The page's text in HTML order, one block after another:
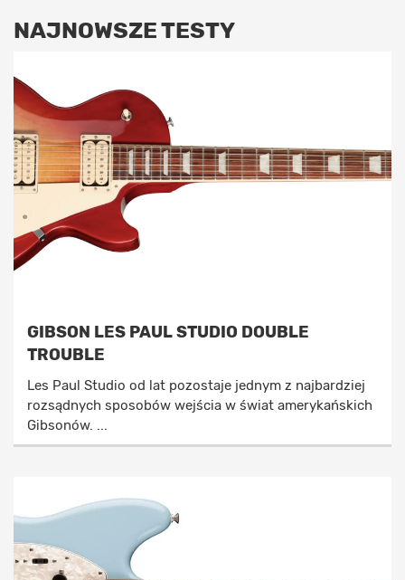
NAJNOWSZE TESTY
GIBSON LES PAUL STUDIO DOUBLE
TROUBLE
Les Paul Studio od lat pozostaje jednym z najbardziej
rozsądnych sposobów wejścia w świat amerykańskich
Gibsonów. ...